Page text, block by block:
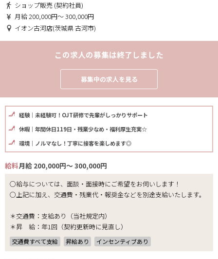
ショップ販売 (契約社員)
月給 200,000円～ 300,000円
イオン古河店(茨城県 古河市)
この求人の募集は終了しました
募集中の求人を見る
経験｜未経験可！OJT研修で先輩がしっかりサポート
休暇｜年間休日119日・残業少なめ・福利厚生充実☆
環境｜ノルマなし！丁寧に接客を楽しめます◎
給料月給 200,000円～ 300,000円
○給与については、面談・面接時にご希望をお伺いします！
○上記に加え、交通費・残業代・報奨金などを別途支給いたします。
＊交通費：支給あり（当社規定内）
＊昇 給：年1回（契約更新時に見直し）
交通費すべて支給 昇給あり インセンティブあり